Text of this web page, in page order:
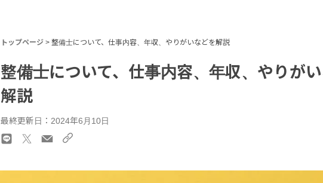
トップページ > 整備士について、仕事内容、年収、やりがいなどを解説
整備士について、仕事内容、年収、やりが
解説
最終更新日：2024年6月10日